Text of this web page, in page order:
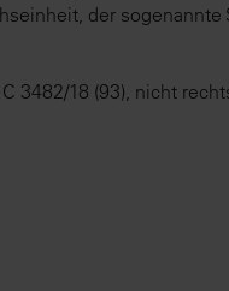
der sogenannte
3482/18 (93), nicht